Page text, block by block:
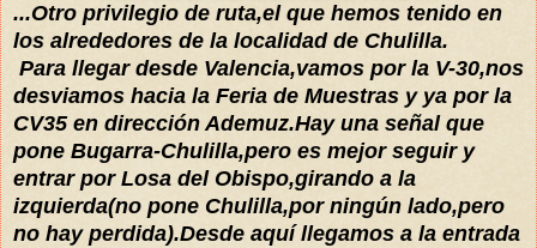
...Otro privilegio de ruta,el que hemos tenido en
los alrededores de la localidad de Chulilla.
Para llegar desde Valencia,vamos por la V-30,nos
desviamos hacia la Feria de Muestras y ya por la
CV35 en dirección Ademuz.Hay una señal que
pone Bugarra-Chulilla,pero es mejor seguir y
entrar por Losa del Obispo,girando a la
izquierda(no pone Chulilla,por ningún lado,pero
no hay perdida).Desde aquíllegamos a la entrada